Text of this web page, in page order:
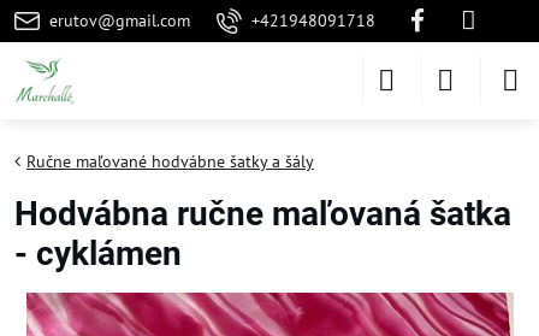
erutov@gmail.com +421948091718
Ručne maľované hodvábne šatky a šály
Hodvábna ručne maľovaná šatka
- cyklámen